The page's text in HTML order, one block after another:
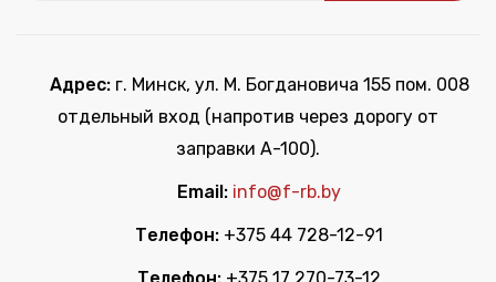
Адрес:г. Минск, ул. М. Богдановича 155 пом. 008
отдельный вход (напротив через дорогу от
заправки А-100).
Email: info@f-rb.by
Телефон: +375 44 728-12-91
Телефон: +375 17 270-73-12